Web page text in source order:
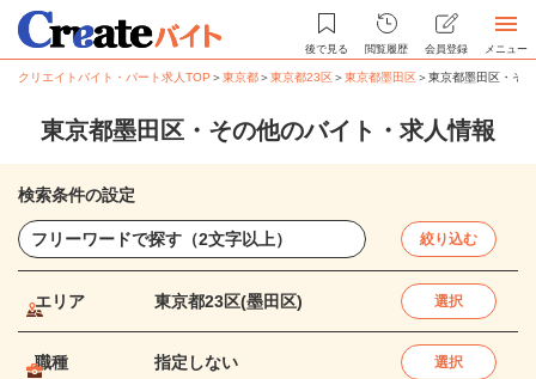
後で見る 閲覧履歴 会員登録 メニュー
クリエイトバイト・パート求人TOP ＞東京都＞東京都23区＞東京都墨田区＞東京都墨田区・そ
東京都墨田区・その他のバイト・求人情報
検索条件の設定
絞り込む
エリア 東京都23区(墨田区) 選択
職種 指定しない 選択